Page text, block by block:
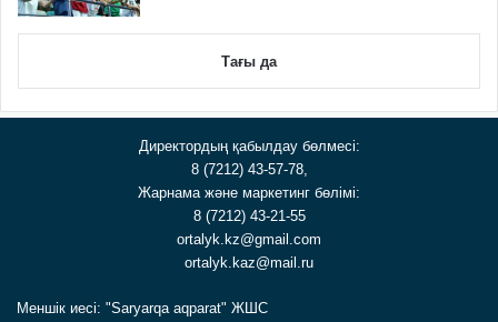
Тағы да
Директордың қабылдау бөлмесі:
8 (7212) 43-57-78,
Жарнама және маркетинг бөлімі:
8 (7212) 43-21-55
ortalyk.kz@gmail.com
ortalyk.kaz@mail.ru
Меншік иесі: "Saryarqa aqparat" ЖШС